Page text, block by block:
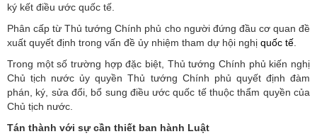
ký kết điều ước quốc tế.
Phân cấp từ Thủ tướng Chính phủ cho người đứng đầu cơ quan đề
xuất quyết định trong vấn đề ủy nhiệm tham dự hội nghị quốc tế
Trong một số trường hợp đặc biệt, Thủ tướng Chính phủ kiến nghị
Chủ tịch nước ủy quyền Thủ tướng Chính phủ quyết định đàm
phán, ký, sửa đổi, bổ sung điều ước quốc tế thuộc thẩm quyền của
Chủ tịch nước.
Tán thành với sự cần thiết ban hành Luật